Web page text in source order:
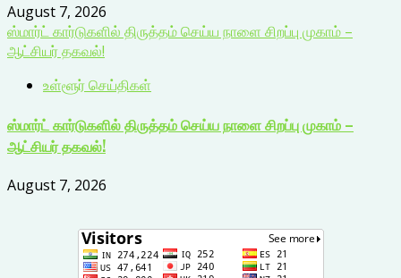
August 7, 2026
ஸ்மார்ட் கார்டுகளில் திருத்தம் செய்ய நாளை சிறப்பு முகாம் –
ஆட்சியர் தகவல்!
உள்ளூர் செய்திகள்
ஸ்மார்ட் கார்டுகளில் திருத்தம் செய்ய நாளை சிறப்பு முகாம் –
ஆட்சியர் தகவல்!
August 7, 2026